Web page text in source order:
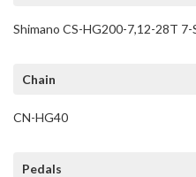
Shimano CS-HG200-7,12-28T 7-
Chain
CN-HG40
Pedals